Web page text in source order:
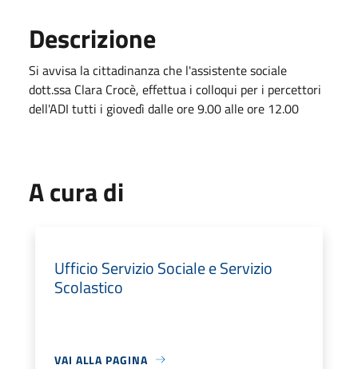
Descrizione
Si avvisa la cittadinanza che l'assistente sociale
dott.ssa Clara Crocè, effettua i colloqui per i percettori
dell'ADI tutti i giovedì dalle ore 9.00 alle ore 12.00
A cura di
Ufficio Servizio Sociale e Servizio
Scolastico
VAI ALLA PAGINA